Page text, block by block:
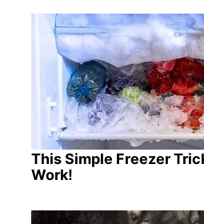
This Simple Freezer
Work!